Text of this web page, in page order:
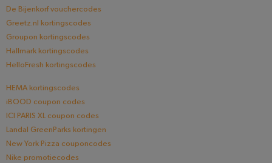
De Bijenkorf vouchercodes
Greetz.nl kortingscodes
Groupon kortingscodes
Hallmark kortingscodes
HelloFresh kortingscodes
HEMA kortingscodes
iBOOD coupon codes
ICI PARIS XL coupon codes
Landal GreenParks kortingen
New York Pizza couponcodes
Nike promotiecodes